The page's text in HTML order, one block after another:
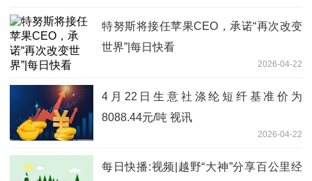
特努斯将接任苹果CEO，承诺“再次改变
世界”|每日快看
2026-04-22
4月22日生意社涤纶短纤基准价为
8088.44元/吨 视讯
2026-04-22
每日快播:视频|越野“大神”分享百公里经